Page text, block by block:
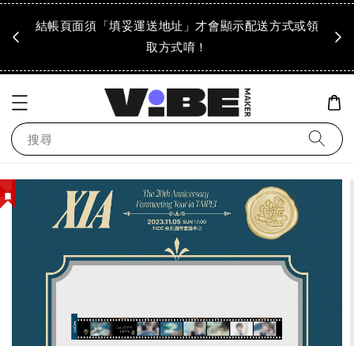
結帳頁面須「填妥運送地址」才會顯示配送方式或領
取方式唷！
搜尋